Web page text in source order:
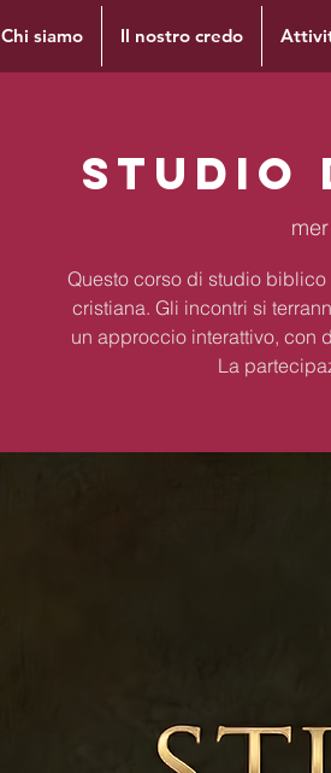
Chi siamo Il nostro credo
Studio
Questo corso di studio
cristiana. Gli incontri si
un approccio interattivo, con
La